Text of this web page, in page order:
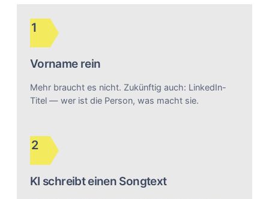
1
Vorname rein
Mehr braucht es nicht. Zukünftig auch: LinkedIn-
Titel — wer ist die Person, was macht sie.
2
KI schreibt einen Songtext